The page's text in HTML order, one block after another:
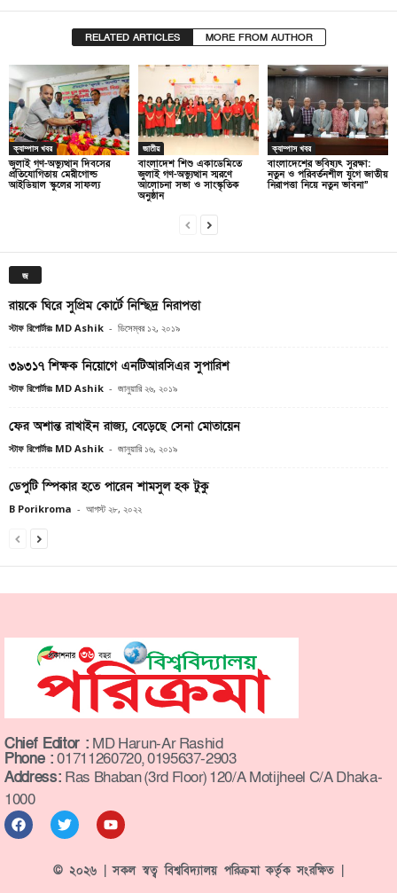
RELATED ARTICLES MORE FROM AUTHOR
ক্যাম্পাস খবর
জুলাই গণ-অভ্যুত্থান দিবসের
প্রতিযোগিতায় মেরীগোল্ড
আইডিয়াল স্কুলের সাফল্য
জাতীয়
বাংলাদেশ শিশু একাডেমিতে
জুলাই গণ-অভ্যুত্থান স্মরণে
আলোচনা সভা ও সাংস্কৃতিক
অনুষ্ঠান
ক্যাম্পাস খবর
বাংলাদেশের ভবিষ্যৎ সুরক্ষা:
নতুন ও পরিবর্তনশীল যুগে জাতীয়
নিরাপত্তা নিয়ে নতুন ভাবনা”
জ
রায়কে ঘিরে সুপ্রিম কোর্টে নিশ্ছিদ্র নিরাপত্তা
স্টাফ রিপোর্টারঃ MD Ashik - ডিসেম্বর ১২, ২০১৯
৩৯৩১৭ শিক্ষক নিয়োগে এনটিআরসিএর সুপারিশ
স্টাফ রিপোর্টারঃ MD Ashik - জানুয়ারি ২৬, ২০১৯
ফের অশান্ত রাখাইন রাজ্য, বেড়েছে সেনা মোতায়েন
স্টাফ রিপোর্টারঃ MD Ashik - জানুয়ারি ১৬, ২০১৯
ডেপুটি স্পিকার হতে পারেন শামসুল হক টুকু
B Porikroma - আগস্ট ২৮, ২০২২
Chief Editor : MD Harun-Ar Rashid
Phone :01711260720, 0195637-2903
Address: Ras Bhaban (3rd Floor) 120/A Motijheel C/A Dhaka-
1000
© ২০২৬ | সকল স্বত্ব বিশ্ববিদ্যালয় পরিক্রমা কর্তৃক সংরক্ষিত |